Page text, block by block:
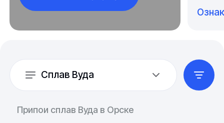
Сплав Вуда
Припои сплав Вуда в Орске